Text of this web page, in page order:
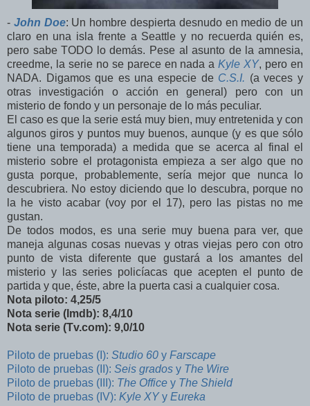
- John Doe: Un hombre despierta desnudo en medio de un
claro en una isla frente a Seattle y no recuerda quién es,
pero sabe TODO lo demás. Pese al asunto de la amnesia,
creedme, la serie no se parece en nada aKyle XY, pero en
NADA. Digamos que es una especie de C.S.I. (a veces y
otras investigación o acción en general) pero con un
misterio de fondo y un personaje de lo más peculiar.
El caso es que la serie está muy bien, muy entretenida y con
algunos giros y puntos muy buenos, aunque (y es que sólo
tiene una temporada) a medida que se acerca al final el
misterio sobre el protagonista empieza a ser algo que no
gusta porque, probablemente, sería mejor que nunca lo
descubriera. No estoy diciendo que lo descubra, porque no
la he visto acabar (voy por el 17), pero las pistas no me
gustan.
De todos modos, es una serie muy buena para ver, que
maneja algunas cosas nuevas y otras viejas pero con otro
punto de vista diferente que gustará a los amantes del
misterio y las series policíacas que acepten el punto de
partida y que, éste, abre la puerta casi a cualquier cosa.
Nota piloto: 4,25/5
Nota serie (Imdb): 8,4/10
Nota serie (Tv.com): 9,0/10
Piloto de pruebas (I): Studio 60 y Farscape
Piloto de pruebas (II): Seis grados y The Wire
Piloto de pruebas (III): The Office y The Shield
Piloto de pruebas (IV): Kyle XYy Eureka